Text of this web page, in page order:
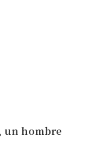
un hombre